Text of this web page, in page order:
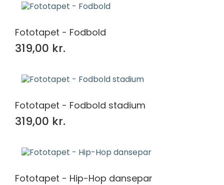
Fototapet - Fodbold
319,00 kr.
Fototapet - Fodbold stadium
319,00 kr.
Fototapet - Hip-Hop dansepar